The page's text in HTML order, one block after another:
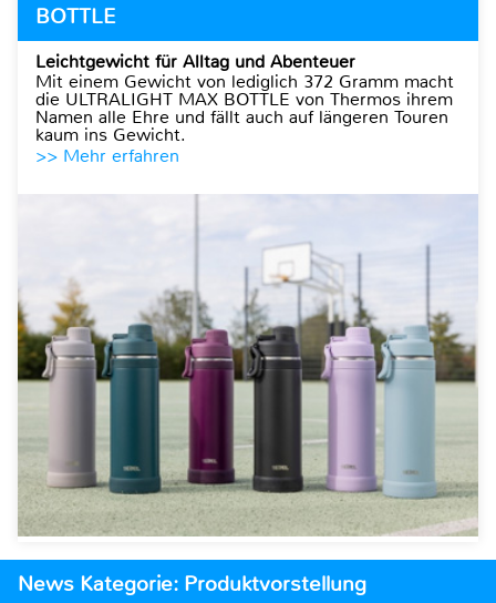
BOTTLE
Leichtgewicht für Alltag und Abenteuer
Mit einem Gewicht von lediglich 372 Gramm macht
die ULTRALIGHT MAX BOTTLE von Thermos ihrem
Namen alle Ehre und fällt auch auf längeren Touren
kaum ins Gewicht.
>> Mehr erfahren
News Kategorie: Produktvorstellung